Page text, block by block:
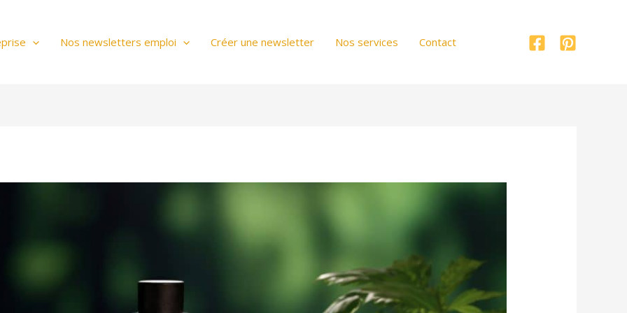
Nos newsletters emploi Créer une newsletter Nos services Contact